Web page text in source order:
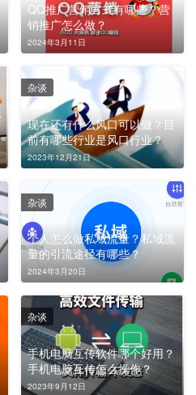
QQ推广营销方式有哪些？营
销推广怎么做？
2024年3月11日
现在还有什么风口可以做？目
前有哪些行业是风口行业？
2023年12月21日
杂谈
个人怎么做私域流量？私域流
量的引流途径有哪些？
2024年3月20日
杂谈
手机电脑互传软件哪个好用？
手机电脑互传怎么操作？
2023年9月12日
杂谈